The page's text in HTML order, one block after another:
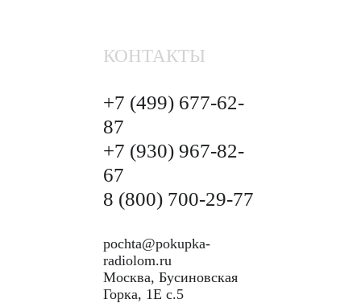
КОНТАКТЫ
+7 (499) 677-62-
87
+7 (930) 967-82-
67
8 (800) 700-29-77
pochta@pokupka-
radiolom.ru
Москва, Бусиновская
Горка, 1Е с.5